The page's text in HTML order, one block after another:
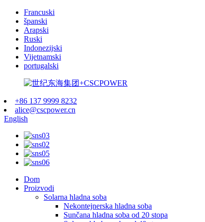
Francuski
španski
Arapski
Ruski
Indonezijski
Vijetnamski
portugalski
+86 137 9999 8232
alice@cscpower.cn
English
Dom
Proizvodi
Solarna hladna soba
Nekontejnerska hladna soba
Sunčana hladna soba od 20 stopa